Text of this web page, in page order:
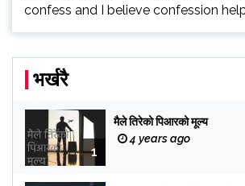
confess and I believe confession
भर्खरै
1
मैले तिरेको पिआरको मूल्य
4 years ago